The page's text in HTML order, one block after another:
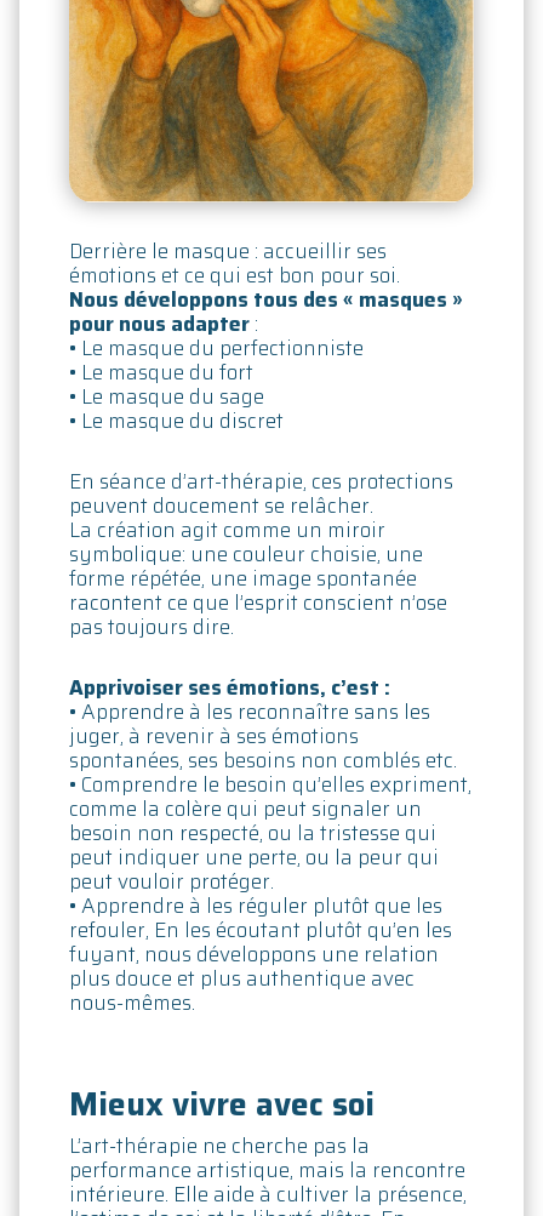
Derrière le masque : accueillir ses
émotions et ce qui est bon pour soi.
Nous développons tous des « masques »
pour nous adapter:
• Le masque du perfectionniste
• Le masque du fort
• Le masque du sage
• Le masque du discret
En séance d’art-thérapie, ces protections
peuvent doucement se relâcher.
La création agit comme un miroir
symbolique: une couleur choisie, une
forme répétée, une image spontanée
racontent ce que l’esprit conscient n’ose
pas toujours dire.
Apprivoiser ses émotions, c’est :
• Apprendre à les reconnaître sans les
juger, à revenir à ses émotions
spontanées, ses besoins non comblés etc.
• Comprendre le besoin qu’elles expriment,
comme la colère qui peut signaler un
besoin non respecté, ou la tristesse qui
peut indiquer une perte, ou la peur qui
peut vouloir protéger.
• Apprendre à les réguler plutôt que les
refouler, En les écoutant plutôt qu’en les
fuyant, nous développons une relation
plus douce et plus authentique avec
nous-mêmes.
Mieux vivre avec soi
L’art-thérapie ne cherche pas la
performance artistique, mais la rencontre
intérieure. Elle aide à cultiver la présence,